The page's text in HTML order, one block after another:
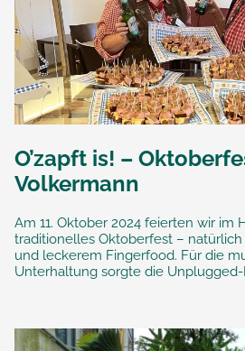
O’zapft is! –
Volkermann
Am 11. Oktober 2024 feierten wir im
traditionelles Oktoberfest –
und leckerem Fingerfood. Für die
Unterhaltung sorgte die Unplugged-